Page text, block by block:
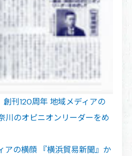
創刊120周年 地域メディアの
川のオピニオンリーダーをめ
アの横顔 『横浜貿易新聞』か